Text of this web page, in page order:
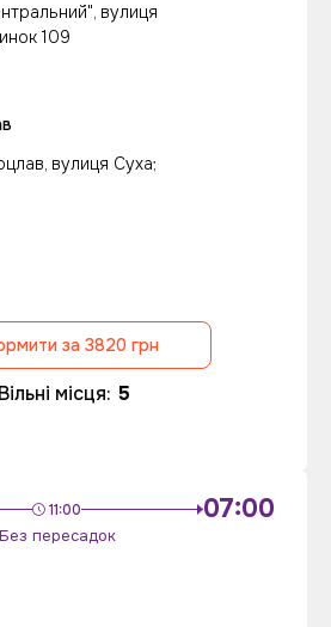
вулиця
109
вулиця Суха;
за 3820 грн
Вільні місця: 5
11:00
Без пересадок
07:00